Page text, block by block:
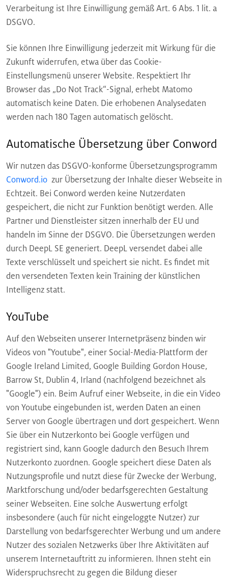
Verarbeitung ist Ihre Einwilligung gemäß Art. 6 Abs. 1 lit. a
DSGVO.
Sie können Ihre Einwilligung jederzeit mit Wirkung für die
Zukunft widerrufen, etwa über das Cookie-
Einstellungsmenü unserer Website. Respektiert Ihr
Browser das „Do Not Track“-Signal, erhebt Matomo
automatisch keine Daten. Die erhobenen Analysedaten
werden nach 180 Tagen automatisch gelöscht.
Automatische Übersetzung über Conword
Wir nutzen das DSGVO-konforme Übersetzungsprogramm
Conword.io zur Übersetzung der Inhalte dieser Webseite in
Echtzeit. Bei Conword werden keine Nutzerdaten
gespeichert, die nicht zur Funktion benötigt werden. Alle
Partner und Dienstleister sitzen innerhalb der EU und
handeln im Sinne der DSGVO. Die Übersetzungen werden
durch DeepL SE generiert. DeepL versendet dabei alle
Texte verschlüsselt und speichert sie nicht. Es findet mit
den versendeten Texten kein Training der künstlichen
Intelligenz statt.
YouTube
Auf den Webseiten unserer Internetpräsenz binden wir
Videos von "Youtube", einer Social-Media-Plattform der
Google Ireland Limited, Google Building Gordon House,
Barrow St, Dublin 4, Irland (nachfolgend bezeichnet als
"Google") ein. Beim Aufruf einer Webseite, in die ein Video
von Youtube eingebunden ist, werden Daten an einen
Server von Google übertragen und dort gespeichert. Wenn
Sie über ein Nutzerkonto bei Google verfügen und
registriert sind, kann Google dadurch den Besuch Ihrem
Nutzerkonto zuordnen. Google speichert diese Daten als
Nutzungsprofile und nutzt diese für Zwecke der Werbung,
Marktforschung und/oder bedarfsgerechten Gestaltung
seiner Webseiten. Eine solche Auswertung erfolgt
insbesondere (auch für nicht eingeloggte Nutzer) zur
Darstellung von bedarfsgerechter Werbung und um andere
Nutzer des sozialen Netzwerks über Ihre Aktivitäten auf
unserem Internetauftritt zu informieren. Ihnen steht ein
Widerspruchsrecht zu gegen die Bildung dieser